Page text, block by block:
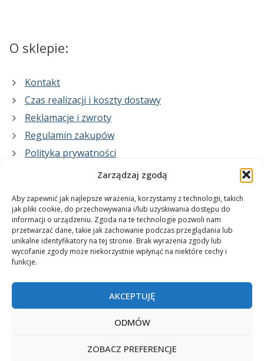
Zarządzaj zgodą
Aby zapewnić jak najlepsze wrażenia, korzystamy z technologii, takich
jak pliki cookie, do przechowywania i/lub uzyskiwania dostępu do
informacji o urządzeniu. Zgoda na te technologie pozwoli nam
przetwarzać dane, takie jak zachowanie podczas przeglądania lub
unikalne identyfikatory na tej stronie. Brak wyrażenia zgody lub
wycofanie zgody może niekorzystnie wpłynąć na niektóre cechy i
funkcje.
AKCEPTUJĘ
ODMÓW
ZOBACZ PREFERENCJE
O sklepie:
Kontakt
Czas realizacji i koszty dostawy
Reklamacje i zwroty
Regulamin zakupów
Polityka prywatności
Co zrobimy dla Ciebie:
projekty plakatów na zamówienie
wydrukuj swój plakat
© 2006-2025 Plakatynasciany.pl